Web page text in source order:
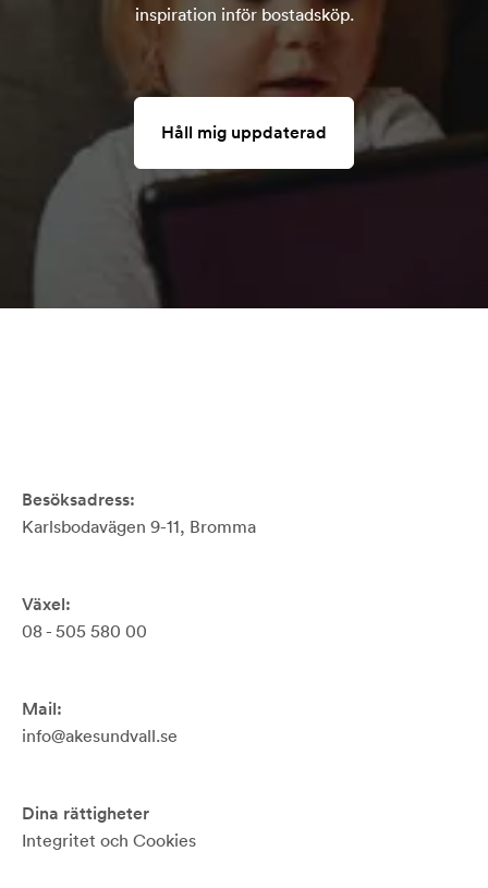
inspiration inför bostadsköp.
Håll mig uppdaterad
Besöksadress:
Karlsbodavägen 9-11, Bromma
Växel:
08 - 505 580 00
Mail:
info@akesundvall.se
Dina rättigheter
Integritet och Cookies